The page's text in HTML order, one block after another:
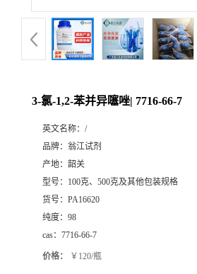
3-氯-1,2-苯并异噻唑| 7716-66-7
英文名称： /
品牌： 翁江试剂
产地： 韶关
型号： 100克、500克及其他包装规格
货号： PA16620
纯度： 98
cas： 7716-66-7
价格： ￥120/瓶